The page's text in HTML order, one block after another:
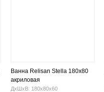
Ванна Relisan Stella 180x80
акриловая
ДхШхВ: 180х80х60